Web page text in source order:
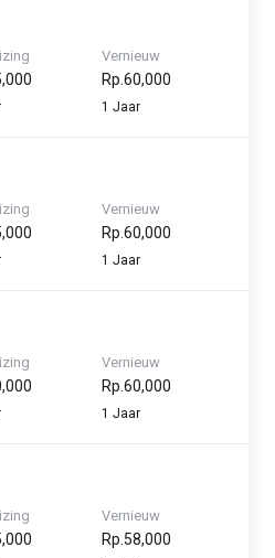
Vernieuw
Rp.60,000
1 Jaar
Vernieuw
Rp.60,000
1 Jaar
Vernieuw
Rp.60,000
1 Jaar
Vernieuw
Rp.58,000